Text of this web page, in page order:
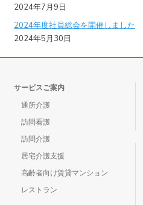
2024年7月9日
2024年度社員総会を開催しました
2024年5月30日
サービスご案内
通所介護
訪問看護
訪問介護
居宅介護支援
高齢者向け賃貸マンション
レストラン